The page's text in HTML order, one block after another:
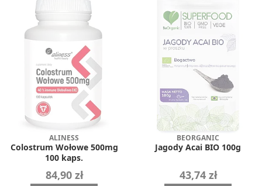
ALINESS
Colostrum Wołowe 500mg
100 kaps.
84,90 zł
BEORGANIC
Jagody Acai BIO 100g
43,74 zł